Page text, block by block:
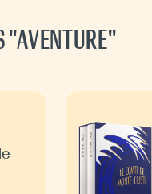
"AVENTURE"